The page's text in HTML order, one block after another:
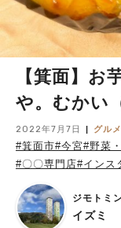
【箕面】お
や。むかい
2022年7月7日 グルメ
#箕面市#今宮#野菜
#〇〇専門店#インス
ジモトミ
イズミ